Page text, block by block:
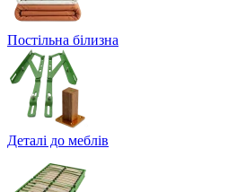
Постільна білизна
Деталі до меблів